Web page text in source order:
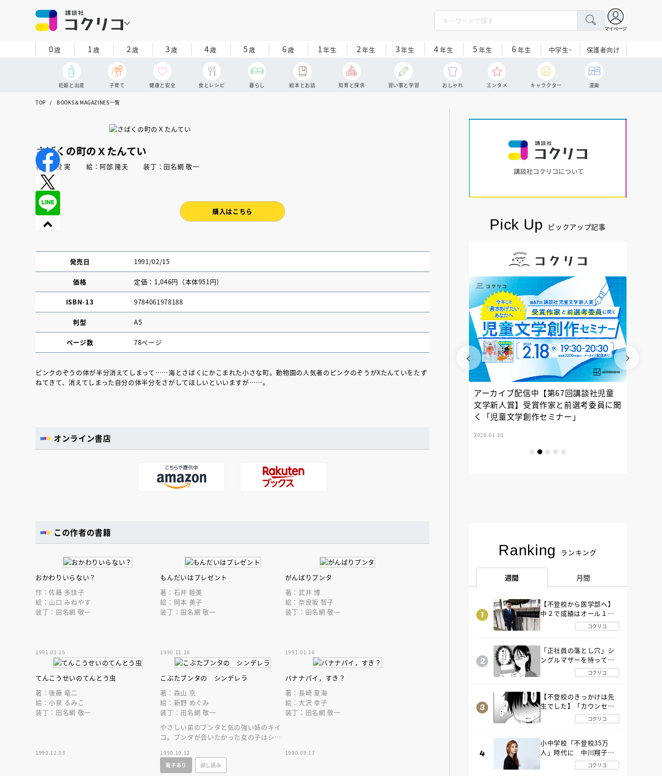
マイページ
0歳 1歳 2歳 3歳 4歳 5歳 6歳 1年生 2年生 3年生 4年生 5 年生 6年生 中学生~ 保護者向け
妊娠と出産 子育て 健康と安全 食とレシピ 暮らし 絵本とお話 知育と探求 習い事と学習 おしゃれ エンタメ キャラクター 漫画
TOP BOOKS＆MAGAZINES一覧
さばくの町のＸたんてい
著：別役 実 絵：阿部 隆夫 装丁：田名網 敬一
購入はこちら
発売日 1991/02/15
価格 定価：1,046円（本体951円）
ISBN-13 9784061978188
判型 A5
ページ数 78ページ
ピンクのぞうの体が半分消えてしまって……海とさばくにかこまれた小さな町。動物園の人気者のピンクのぞうがXたんていをたず
ねてきて、消えてしまった自分の体半分をさがしてほしいといいますが……。
オンライン書店
この作者の書籍
おかわりいらない？
作：佐藤 多佳子
絵：山口 みねやす
装丁：田名網 敬一
1991.03.15
もんだいはプレゼント
著：石井 睦美
絵：岡本 美子
装丁：田名網 敬一
1990.11.16
がんばりプンタ
著：武井 博
絵：奈良坂 智子
装丁：田名網 敬一
1991.01.16
てんこうせいのてんとう虫
著：後藤 竜二
絵：小泉 るみこ
装丁：田名網 敬一
1990.12.03
こぶたブンタの シンデレラ
著：森山 京
絵：新野 めぐみ
装丁：田名網 敬一
やさしい弟のブンタと気の強い姉のキイ
コ。ブンタが会いたかった女の子はシン
シリーズ第２話。
1990.10.12
電子あり
試し読み
バナナパイ，すき？
著：長崎 夏海
絵：大沢 幸子
装丁：田名網 敬一
1990.09.17
Pick Up ピックアップ記事
アーカイブ配信中【第67回講談社児童
文学新人賞】受賞作家と前選考委員に聞
く「児童文学創作セミナー」
2026.01.30
Ranking ランキング
週間 月間
【不登校から医学部へ】
中２で成績はオール１
「昼夜逆転」したわが子
を”夜遊び”に連れ出した
コクリコ
「正社員の落とし穴」シ
ングルマザーを待ってい
た“魔の２年間”【後編】
コクリコ
【不登校のきっかけは先
生でした】「カウンセリ
ングの時間」生徒の情報
をバラしたのは…《第２
コクリコ
小中学校「不登校35万
人」時代に 中川翔子さ
んが審査委員長「不登校
生動画甲子園 2026」が開
コクリコ